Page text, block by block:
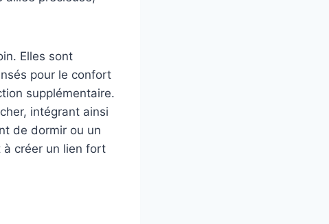
Elles sont
pour le confort
supplémentaire.
intégrant ainsi
de dormir ou un
créer un lien fort